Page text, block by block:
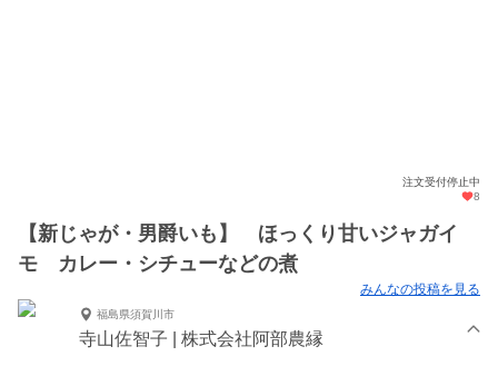
注文受付停止中
8
【新じゃが・男爵いも】 ほっくり甘いジャガイ
モ カレー・シチューなどの煮
みんなの投稿を見る
福島県須賀川市
寺山佐智子 | 株式会社阿部農縁